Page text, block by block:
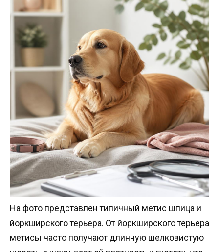
На фото представлен типичный метис шпица и
йоркширского терьера. От йоркширского терьера
метисы часто получают длинную шелковистую